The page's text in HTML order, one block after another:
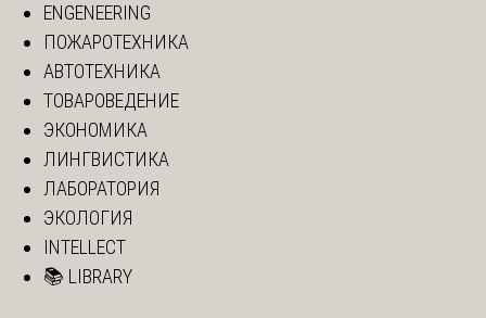
ENGENEERING
ПОЖАРОТЕХНИКА
АВТОТЕХНИКА
ТОВАРОВЕДЕНИЕ
ЭКОНОМИКА
ЛИНГВИСТИКА
ЛАБОРАТОРИЯ
ЭКОЛОГИЯ
INTELLECT
📚 LIBRARY